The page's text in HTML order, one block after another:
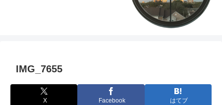
IMG_7655
X Facebook はてブ